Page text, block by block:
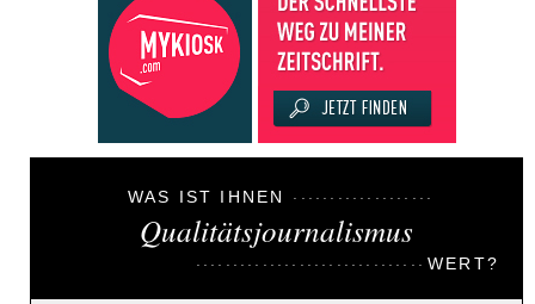
WAS IST IHNEN
Qualitätsjournalismus
WERT?